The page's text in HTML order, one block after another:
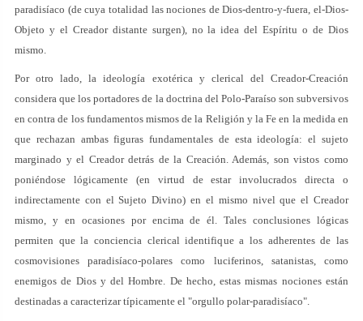
paradisíaco (de cuya totalidad las nociones de Dios-dentro-y-fuera, el-Dios-
Objeto y el Creador distante surgen), no la idea del Espíritu o de Dios
mismo.
Por otro lado, la ideología exotérica y clerical del Creador-Creación
considera que los portadores de la doctrina del Polo-Paraíso son subversivos
en contra de los fundamentos mismos de la Religión y la Fe en la medida en
que rechazan ambas figuras fundamentales de esta ideología: el sujeto
marginado y el Creador detrás de la Creación. Además, son vistos como
poniéndose lógicamente (en virtud de estar involucrados directa o
indirectamente con el Sujeto Divino) en el mismo nivel que el Creador
mismo, y en ocasiones por encima de él. Tales conclusiones lógicas
permiten que la conciencia clerical identifique a los adherentes de las
cosmovisiones paradisíaco-polares como luciferinos, satanistas, como
enemigos de Dios y del Hombre. De hecho, estas mismas nociones están
destinadas a caracterizar típicamente el "orgullo polar-paradisíaco".